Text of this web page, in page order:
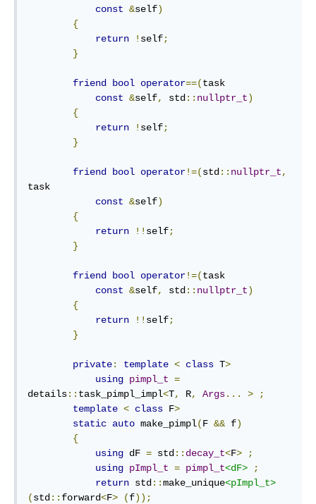
const &self)
{
return
! self;
}
friend bool operator==(task
const &self, std :: nullptr_t)
{
return
! self;
}
friend bool operator!=(std :: nullptr_t,
task
const &self)
{
return
!! self;
}
friend bool operator!=(task
const &self, std :: nullptr_t)
{
return
!! self;
}
private: template < class T>
using pimpl_t =
details:: task_pimpl_impl<T, R, Args... >
;
template < class F>
static auto make_pimpl(F && f)
{
using dF = std :: decay_t<F>
;
using pImpl_t = pimpl_t<dF>
;
return std ::make_unique<pImpl_t>
(std :: forward<F> (f));